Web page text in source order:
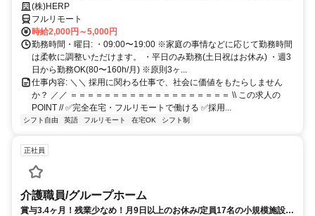
最先端の採用システムに携われる！
(株)HERP
フルリモート
時給2,000円～5,000円
勤務時間・曜日: ・09:00〜19:00 ※家庭の事情などに応じて勤務時間
は柔軟に調整いただけます。 ・平日のみ勤務(土日祝はお休み) ・週3
日から勤務OK(80〜160h/月) ※原則3ヶ...
仕事内容: ＼＼ 採用に関わる仕事で、社会に価値をもたらしません
か？ ／／ ＝＝＝＝＝＝＝＝＝＝＝＝＝＝＝＝＝＝＝ \\ この求人の
POINT // ✅完全在宅・フルリモートで働ける ✅採用...
シフト自由 英語 フルリモート 在宅OK シフト制
正社員
介護職員/グループホーム
賞与3.4ヶ月！残業少なめ！月9日以上のお休み/定員17名の小規模施設で